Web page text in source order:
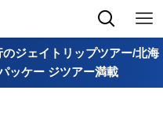
ジェイトリップツアー/北海
ッケー ジツアー満載